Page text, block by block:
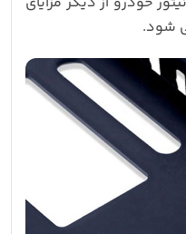
شود.